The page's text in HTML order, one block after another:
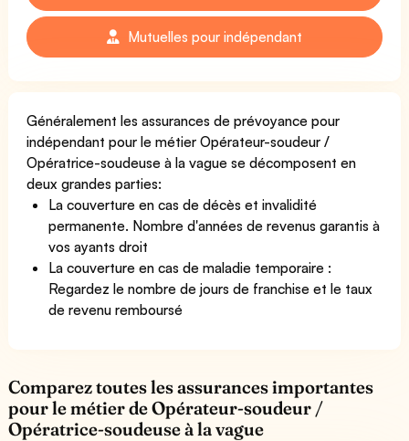
Mutuelles pour indépendant
Généralement les assurances de prévoyance pour
indépendant pour le métier Opérateur-soudeur /
Opératrice-soudeuse à la vague se décomposent en
deux grandes parties:
La couverture en cas de décès et invalidité
permanente. Nombre d'années de revenus garantis à
vos ayants droit
La couverture en cas de maladie temporaire :
Regardez le nombre de jours de franchise et le taux
de revenu remboursé
Comparez toutes les assurances importantes
pour le métier de Opérateur-soudeur /
Opératrice-soudeuse à la vague